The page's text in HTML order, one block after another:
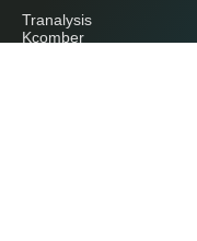
Tranalysis
Kcomber